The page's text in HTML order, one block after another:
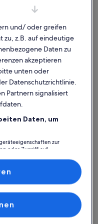
Strelasund 150m bis
150m
Weitere
mit Top-
für 3 Gäste mit 30m²
Weitere
und/ oder greifen
zu, z.B. auf eindeutige
Daten zu
akzeptieren
unten oder
Datenschutzrichtlinie.
Partnern signalisiert
Daten, um
zur
oder Zugriff auf
Performance von Inhalten,
Verbesserung von